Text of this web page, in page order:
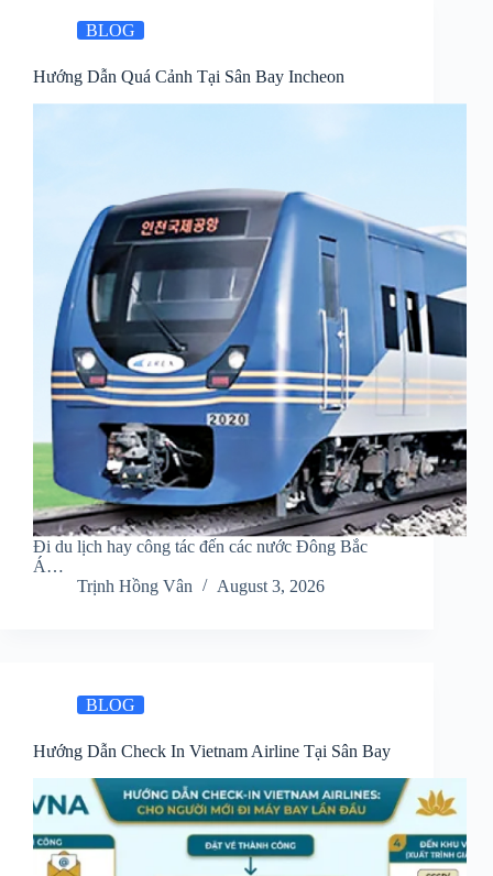
BLOG
Hướng Dẫn Quá Cảnh Tại Sân Bay Incheon
Đi du lịch hay công tác đến các nước Đông Bắc
Á…
Trịnh Hồng Vân
August 3, 2026
BLOG
Hướng Dẫn Check In Vietnam Airline Tại Sân Bay